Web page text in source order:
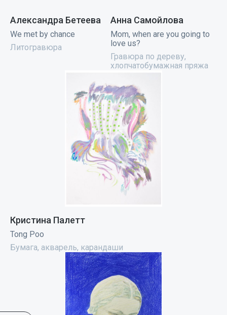
Александра Бетеева
We met by chance
Литогравюра
Анна Самойлова
Mom, when are you going to
love us?
Гравюра по дереву,
хлопчатобумажная пряжа
Кристина Палетт
Tong Poo
Бумага, акварель, карандаши